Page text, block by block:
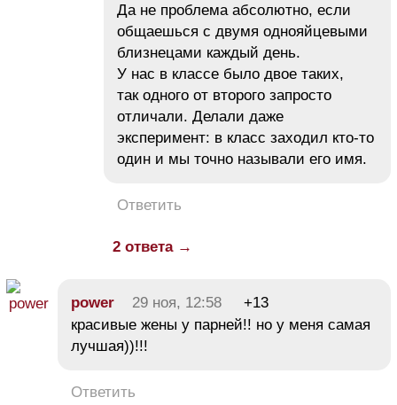
Да не проблема абсолютно, если
общаешься с двумя однояйцевыми
близнецами каждый день.
У нас в классе было двое таких,
так одного от второго запросто
отличали. Делали даже
эксперимент: в класс заходил кто-то
один и мы точно называли его имя.
Ответить
2 ответа →
power 29 ноя, 12:58
+13
красивые жены у парней!! но у меня самая
лучшая))!!!
Ответить